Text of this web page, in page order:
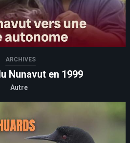
ARCHIVES
Nunavut en 1999
Autre